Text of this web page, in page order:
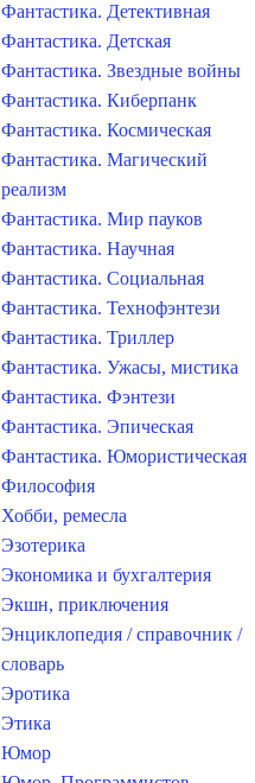
Фантастика. Детективная
Фантастика. Детская
Фантастика. Звездные войны
Фантастика. Киберпанк
Фантастика. Космическая
Фантастика. Магический
реализм
Фантастика. Мир пауков
Фантастика. Научная
Фантастика. Социальная
Фантастика. Технофэнтези
Фантастика. Триллер
Фантастика. Ужасы, мистика
Фантастика. Фэнтези
Фантастика. Эпическая
Фантастика. Юмористическая
Философия
Хобби, ремесла
Эзотерика
Экономика и бухгалтерия
Экшн, приключения
Энциклопедия / справочник /
словарь
Эротика
Этика
Юмор